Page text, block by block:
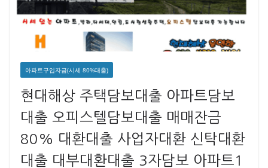
아파트구입자금(시세 80%대출)
현대해상 주택담보대출 아파트담보
대출 오피스텔담보대출 매매잔금
80% 대환대출 사업자대환 신탁대환
대출 대부대환대출 3자담보 아파트1